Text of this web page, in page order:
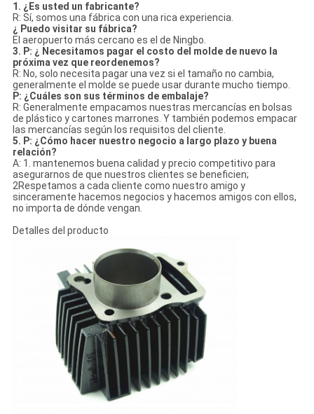
1. ¿Es usted un fabricante?
R: Sí, somos una fábrica con una rica experiencia.
¿ Puedo visitar su fábrica?
El aeropuerto más cercano es el de Ningbo.
3. P: ¿ Necesitamos pagar el costo del molde de nuevo la
próxima vez que reordenemos?
R: No, solo necesita pagar una vez si el tamaño no cambia,
generalmente el molde se puede usar durante mucho tiempo.
P: ¿Cuáles son sus términos de embalaje?
R: Generalmente empacamos nuestras mercancías en bolsas
de plástico y cartones marrones. Y también podemos empacar
las mercancías según los requisitos del cliente.
5. P: ¿Cómo hacer nuestro negocio a largo plazo y buena
relación?
A: 1. mantenemos buena calidad y precio competitivo para
asegurarnos de que nuestros clientes se beneficien;
2Respetamos a cada cliente como nuestro amigo y
sinceramente hacemos negocios y hacemos amigos con ellos,
no importa de dónde vengan.
Detalles del producto